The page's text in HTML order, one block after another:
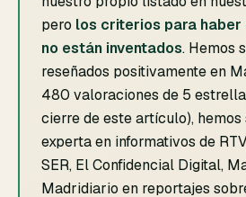
pero los criterios para haber
no están inventados. Hemos
reseñados positivamente en
480 valoraciones de 5
cierre de este artículo), hemos
experta en informativos de
SER, El Confidencial Digital,
Madridiario en reportajes